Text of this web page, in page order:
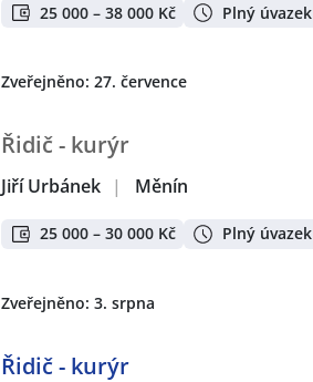
25 000 – 38 000 Kč Plný úvazek
Zveřejněno: 27. července
Řidič - kurýr
Jiří Urbánek | Měnín
25 000 – 30 000 Kč Plný úvazek
Zveřejněno: 3. srpna
Řidič - kurýr